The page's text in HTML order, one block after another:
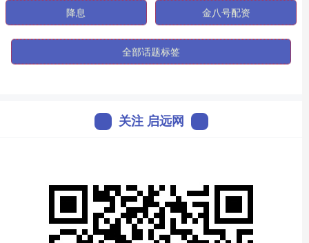
降息 金八号配资
全部话题标签
关注 启远网